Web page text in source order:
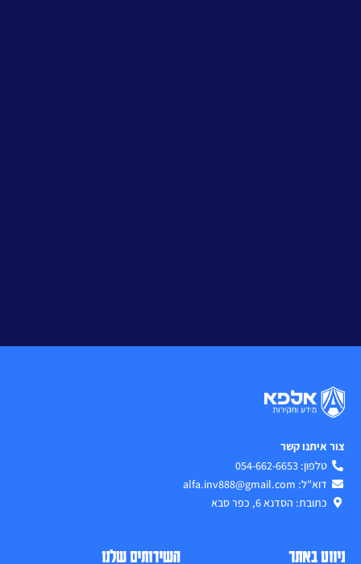
צור איתנו קשר
טלפון: 054-662-6653
דוא"ל: alfa.inv888@gmail.com
כתובת: הסדנא 6, כפר סבא
ניווט באתר השירותים שלנו